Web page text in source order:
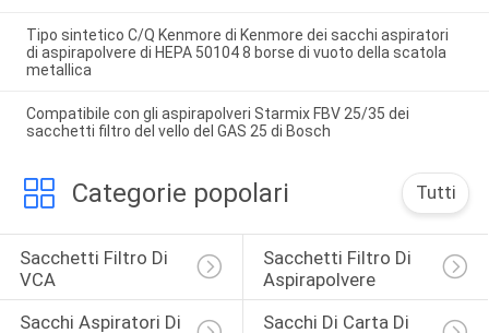
Tipo sintetico C/Q Kenmore di Kenmore dei sacchi aspiratori
di aspirapolvere di HEPA 50104 8 borse di vuoto della scatola
metallica
Compatibile con gli aspirapolveri Starmix FBV 25/35 dei
sacchetti filtro del vello del GAS 25 di Bosch
Categorie popolari Tutti
Sacchetti Filtro Di
VCA
Sacchetti Filtro Di
Aspirapolvere
Sacchi Aspiratori Di
Sacchi Di Carta Di